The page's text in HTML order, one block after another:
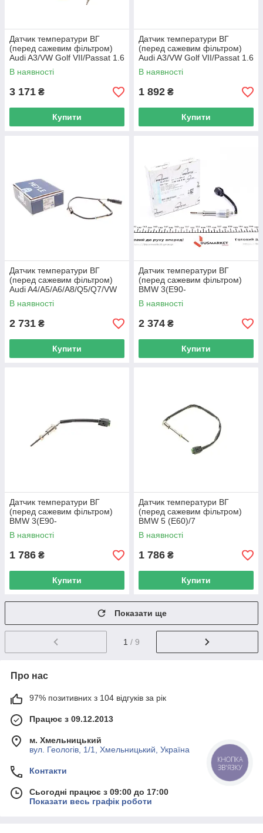
Датчик температури ВГ
(перед сажевим фільтром)
Audi A3/VW Golf VII/Passat 1.6
TDI 12- NRF 707188 UA62
В наявності
3 171 ₴
Купити
Датчик температури ВГ
(перед сажевим фільтром)
Audi A3/VW Golf VII/Passat 1.6
TDI 12- SOLGY 115083 UA62
В наявності
1 892 ₴
Купити
Датчик температури ВГ
(перед сажевим фільтром)
Audi A4/A5/A6/A8/Q5/Q7/VW
Touareg 2.7D/3.0D/5 114 800
0063 UA62
В наявності
2 731 ₴
Купити
Датчик температури ВГ
(перед сажевим фільтром)
BMW 3(E90-
E93)/5(E60/E61)/X6(E72) 04-
14 08.17.039 UA62
В наявності
2 374 ₴
Купити
Датчик температури ВГ
(перед сажевим фільтром)
BMW 3(E90-
E93)/5(E60/E61)/X6(E72) 04-
14 M57/N57 115036 UA62
В наявності
1 786 ₴
Купити
Датчик температури ВГ
(перед сажевим фільтром)
BMW 5 (E60)/7
(E65/E66/E67)/X3 (E83) 02-10
M57/M67 115038 UA62
В наявності
1 786 ₴
Купити
Показати ще
1 / 9
Про нас
97% позитивних з 104 відгуків за рік
Працює з 09.12.2013
м. Хмельницький
вул. Геологів, 1/1, Хмельницький, Україна
Контакти
Сьогодні працює з 09:00 до 17:00
Показати весь графік роботи
КНОПКА
ЗВ'ЯЗКУ